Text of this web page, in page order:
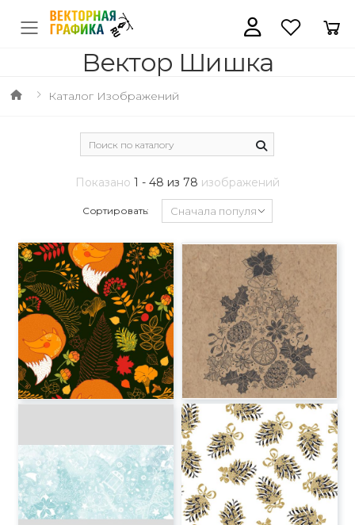
Вектор Шишка
Каталог Изображений
Показано 1 - 48 из 78 изображений
Сортировать: